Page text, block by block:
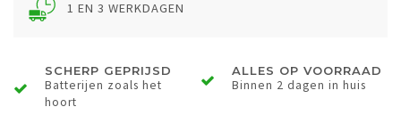
1 EN 3 WERKDAGEN
SCHERP GEPRIJSD
Batterijen zoals het
hoort
ALLES OP VOORRAAD
Binnen 2 dagen in huis